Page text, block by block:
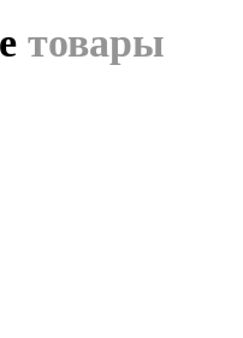
товары